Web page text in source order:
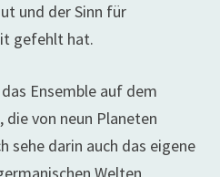
und der Sinn für
gefehlt hat.
Ensemble auf dem
die von neun Planeten
sehe darin auch das eigene